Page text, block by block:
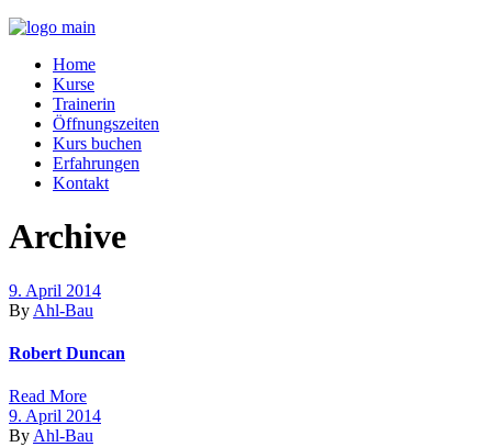
Home
Kurse
Trainerin
Öffnungszeiten
Kurs buchen
Erfahrungen
Kontakt
Archive
9. April 2014
By Ahl-Bau
Robert Duncan
Read More
9. April 2014
ByAhl-Bau